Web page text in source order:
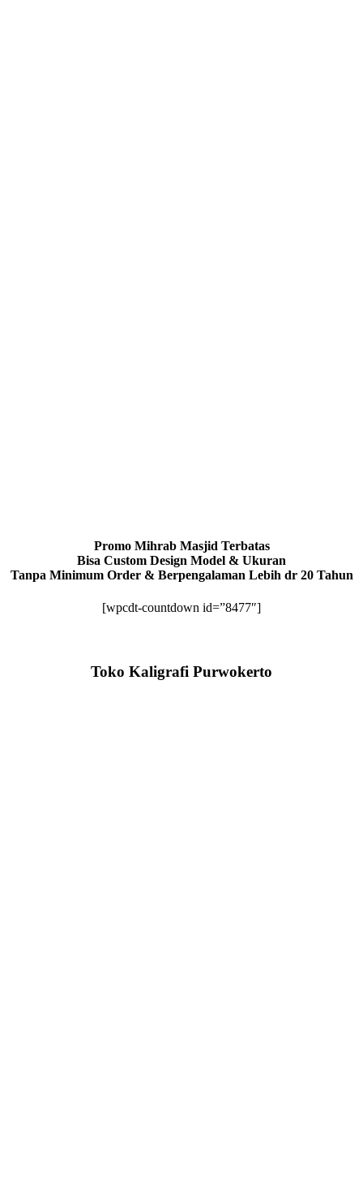
Promo Mihrab Masjid Terbatas
Bisa Custom Design Model & Ukuran
Tanpa Minimum Order & Berpengalaman Lebih dr 20 Tahun
[wpcdt-countdown id=”8477″]
Toko Kaligrafi Purwokerto